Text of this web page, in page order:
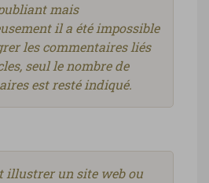
mais
il a été impossible
les commentaires liés
seul le nombre de
est resté indiqué.
illustrer un site web ou